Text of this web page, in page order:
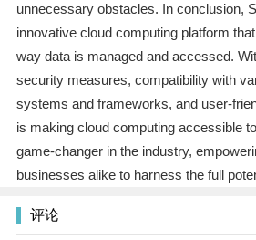
unnecessary obstacles. In conclusion,
innovative cloud computing platform
way data is managed and accessed.
security measures, compatibility with
systems and frameworks, and user-
is making cloud computing accessible
game-changer in the industry,
businesses alike to harness the full
评论